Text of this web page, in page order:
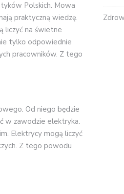
Polskich. Mowa
praktyczną wiedzę.
liczyć na świetne
tylko odpowiednie
pracowników. Z tego
Od niego będzie
w zawodzie elektryka.
Elektrycy mogą liczyć
Z tego powodu